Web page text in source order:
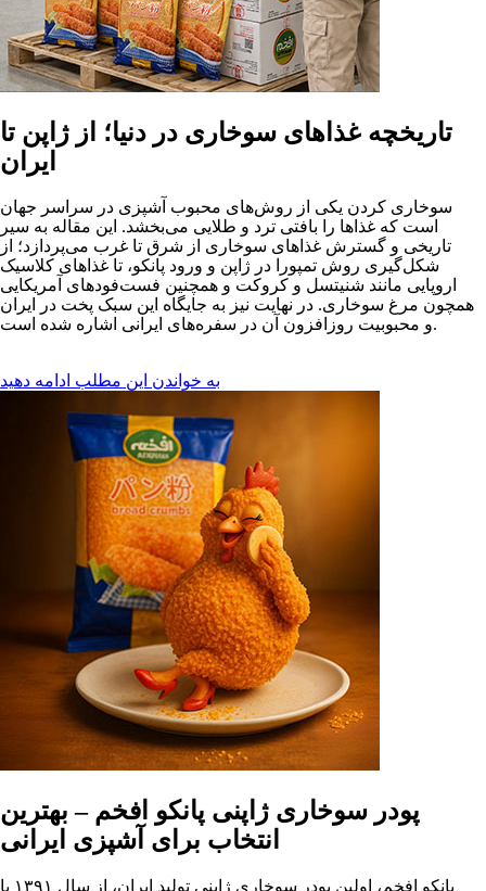
تاریخچه غذاهای سوخاری در دنیا؛ از ژاپن تا
ایران
سوخاری کردن یکی از روش‌های محبوب آشپزی در سراسر جهان
است که غذاها را بافتی ترد و طلایی می‌بخشد. این مقاله به سیر
تاریخی و گسترش غذاهای سوخاری از شرق تا غرب می‌پردازد؛ از
شکل‌گیری روش تمپورا در ژاپن و ورود پانکو، تا غذاهای کلاسیک
اروپایی مانند شنیتسل و کروکت و همچنین فست‌فودهای آمریکایی
همچون مرغ سوخاری. در نهایت نیز به جایگاه این سبک پخت در ایران
و محبوبیت روزافزون آن در سفره‌های ایرانی اشاره شده است.
به خواندن این مطلب ادامه دهید
پودر سوخاری ژاپنی پانکو افخم – بهترین
انتخاب برای آشپزی ایرانی
پانکو افخم، اولین پودر سوخاری ژاپنی تولید ایران، از سال ۱۳۹۱ با